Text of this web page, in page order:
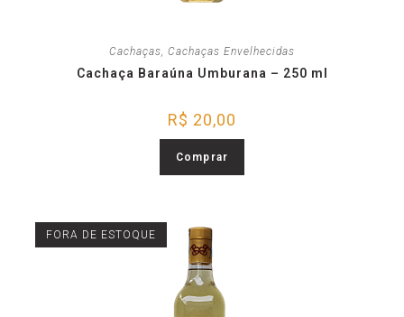
Cachaças Cachaças Envelhecidas
Cachaça Baraúna Umburana – 250 ml
R$ 20,00
Comprar
FORA DE ESTOQUE